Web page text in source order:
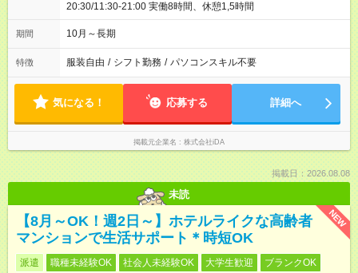
20:30/11:30-21:00 実働8時間、休憩1,5時間
期間 10月～長期
特徴 服装自由 / シフト勤務 / パソコンスキル不要
気になる！ 応募する 詳細へ
掲載元企業名 株式会社iDA
掲載日：2026.08.08
未読
NEW
【8月～OK！週2日～】ホテルライクな高齢者
マンションで生活サポート＊時短OK
派遣 職種未経験OK 社会人未経験OK 大学生歓迎
ブランクOK